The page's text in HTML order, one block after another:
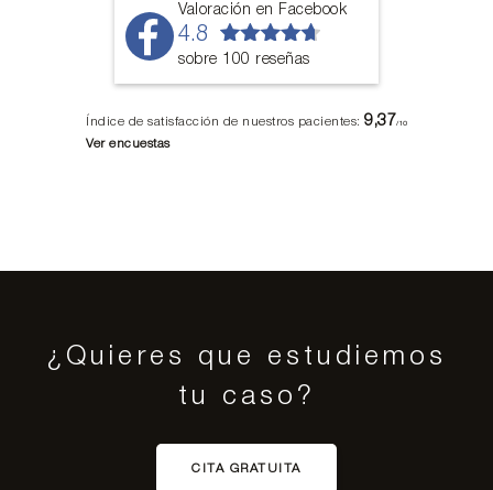
Valoración en Facebook
4.8
sobre 100 reseñas
Índice de satisfacción de nuestros pacientes:9,37/10
Ver encuestas
¿Quieres que estudiemos
tu caso?
CITA GRATUITA